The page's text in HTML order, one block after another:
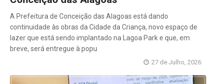
A Prefeitura de Conceição das Alagoas está dando
continuidade às obras da Cidade da Criança, novo espaço de
lazer que está sendo implantado na Lagoa Park e que, em
breve, será entregue à popu
27 de Julho, 2026